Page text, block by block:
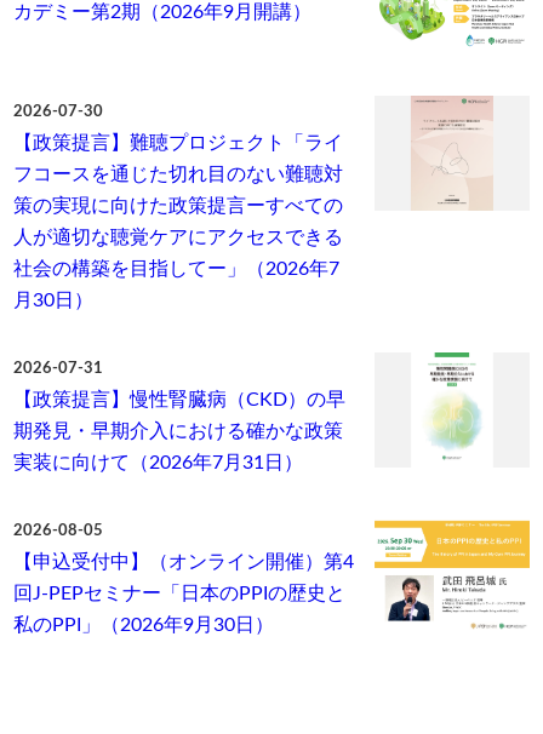
カデミー第2期（2026年9月開講）
2026-07-30
【政策提言】難聴プロジェクト「ライ
フコースを通じた切れ目のない難聴対
策の実現に向けた政策提言ーすべての
人が適切な聴覚ケアにアクセスできる
社会の構築を目指してー」（2026年7
月30日）
2026-07-31
【政策提言】慢性腎臓病（CKD）の早
期発見・早期介入における確かな政策
実装に向けて（2026年7月31日）
2026-08-05
【申込受付中】（オンライン開催）第4
回J-PEPセミナー「日本のPPIの歴史と
私のPPI」（2026年9月30日）